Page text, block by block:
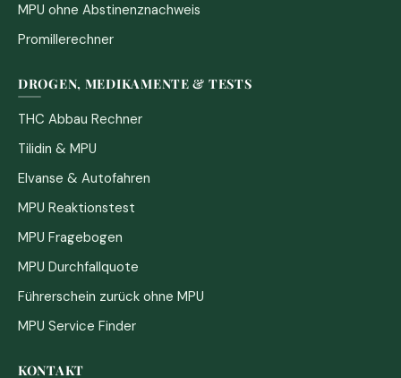
MPU ohne Abstinenznachweis
Promillerechner
DROGEN, MEDIKAMENTE & TESTS
THC Abbau Rechner
Tilidin & MPU
Elvanse & Autofahren
MPU Reaktionstest
MPU Fragebogen
MPU Durchfallquote
Führerschein zurück ohne MPU
MPU Service Finder
KONTAKT